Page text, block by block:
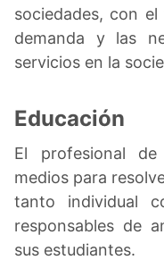
sociedades, con
demanda y las
servicios en la
Educación
El profesional
medios para
tanto individual
responsables de
sus estudiantes.